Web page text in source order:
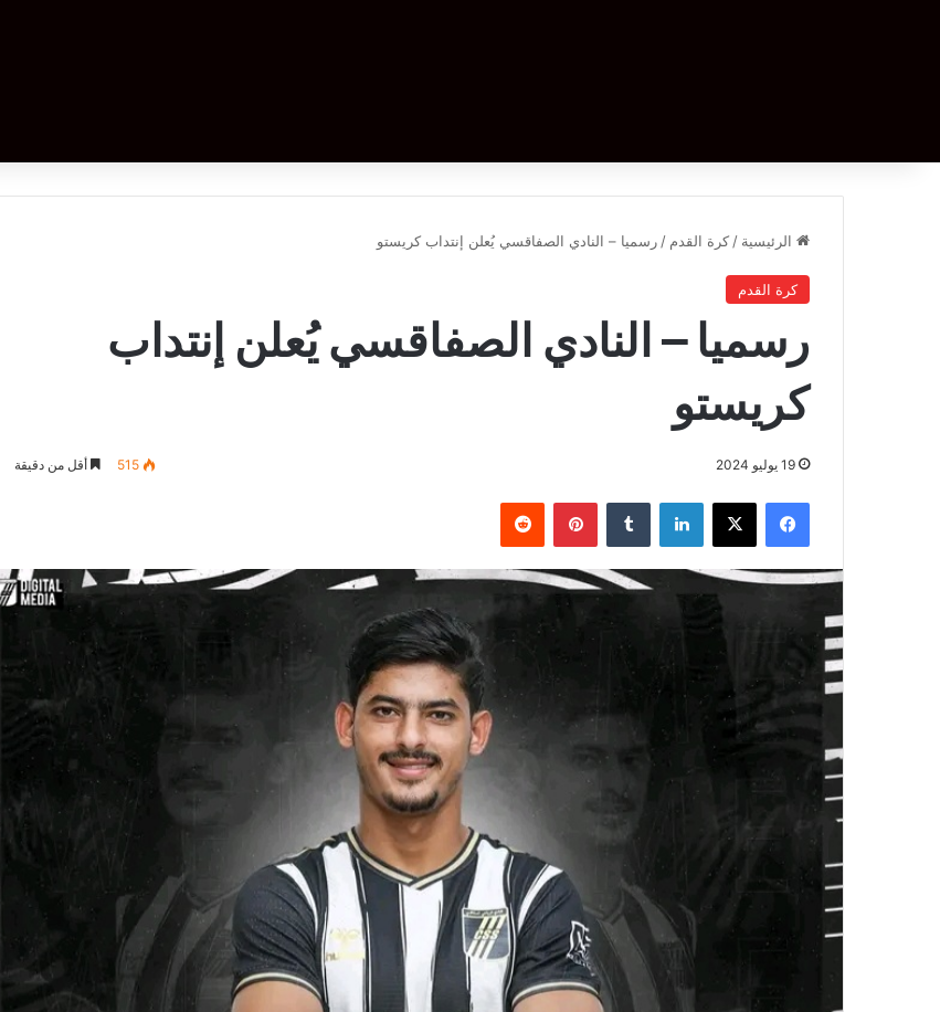
الرئيسية / كرة القدم / رسميا – النادي الصفاقسي يُعلن إنتداب كريستو
كرة القدم
رسميا – النادي الصفاقسي يُعلن إنتداب
كريستو
19 يوليو 2024 515 أقل من دقيقة
فيسبوك ‫X لينكدإن بينتيريست